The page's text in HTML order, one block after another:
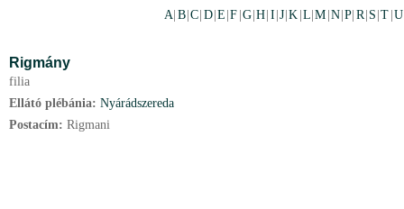
A B |C D E |F G |H I |J |K L |M N |P R| S |T U
Rigmány
filia
Ellátó plébánia: Nyárádszereda
Postacím: Rigmani